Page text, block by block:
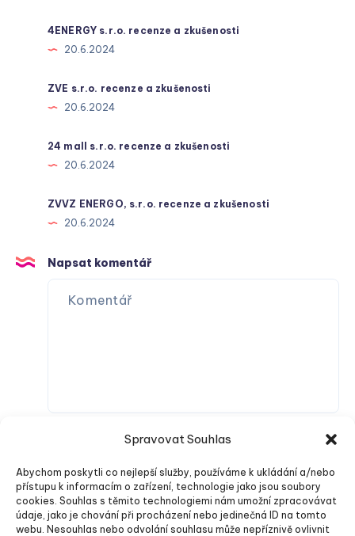
Spravovat Souhlas
Abychom poskytli co nejlepší služby, používáme k ukládání a/nebo
přístupu k informacím o zařízení, technologie jako jsou soubory
cookies. Souhlas s těmito technologiemi nám umožní zpracovávat
údaje, jako je chování při procházení nebo jedinečná ID na tomto
webu. Nesouhlas nebo odvolání souhlasu může nepříznivě ovlivnit
4ENERGY s.r.o. recenze a zkušenosti
20.6.2024
ZVE s.r.o. recenze a zkušenosti
20.6.2024
24 mall s.r.o. recenze a zkušenosti
20.6.2024
ZVVZ ENERGO, s.r.o. recenze a zkušenosti
20.6.2024
Napsat komentář